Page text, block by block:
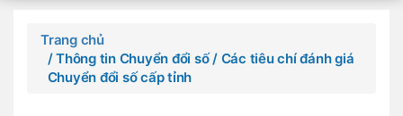
Trang chủ
/ Thông tin Chuyển đổi số/ Các tiêu chí đánh giá
Chuyển đổi số cấp tỉnh